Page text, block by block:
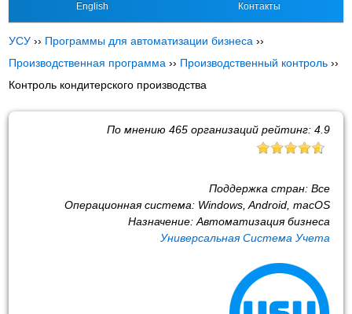
English Контакты
УСУ ›› Программы для автоматизации бизнеса ››
Производственная программа ›› Производственный контроль ››
Контроль кондитерского производства
По мнению 465организаций рейтинг: 4.9
Поддержка стран: Все
Операционная система: Windows, Android, macOS
Назначение: Автоматизация бизнеса
Универсальная Система Учета